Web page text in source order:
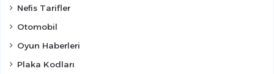
Nefis Tarifler
Otomobil
Oyun Haberleri
Plaka Kodları